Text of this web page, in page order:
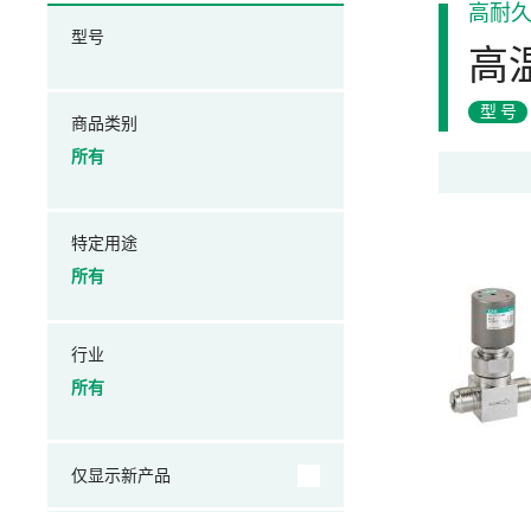
高耐
高
型号
型号
商品类别
所有
特定用途
所有
行业
所有
仅显示新产品